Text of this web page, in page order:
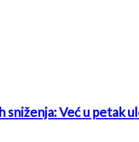
sniženja: Već u petak